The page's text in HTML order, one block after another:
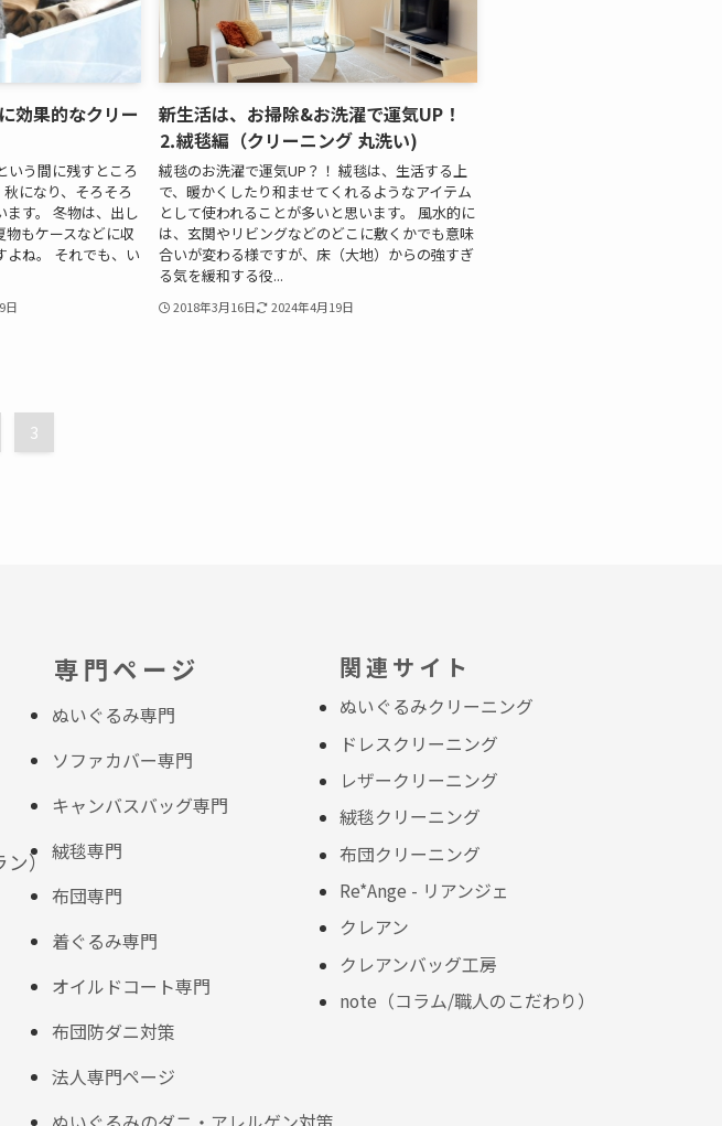
効果的なクリー
いう間に残すところ
になり、そろそろ
す。 冬物は、出し
もケースなどに収
よね。 それでも、い
日
新生活は、お掃除&お洗濯で運気UP！
⒉絨毯編（クリーニング 丸洗い)
絨毯のお洗濯で運気UP？！ 絨毯は、生活する上
で、暖かくしたり和ませてくれるようなアイテム
として使われることが多いと思います。 風水的に
は、玄関やリビングなどのどこに敷くかでも意味
合いが変わる様ですが、床（大地）からの強すぎ
る気を緩和する役...
2018年3月16日 2024年4月19日
3
）
専門ページ
ぬいぐるみ専門
ソファカバー専門
キャンバスバッグ専門
絨毯専門
布団専門
着ぐるみ専門
オイルドコート専門
布団防ダニ対策
法人専門ページ
関連サイト
ぬいぐるみクリーニング
ドレスクリーニング
レザークリーニング
絨毯クリーニング
布団クリーニング
Re*Ange - リアンジェ
クレアン
クレアンバッグ工房
note（コラム/職人のこだわり）